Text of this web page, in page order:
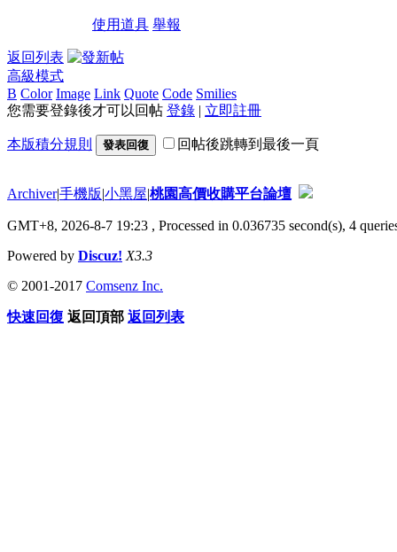
使用道具 舉報
返回列表
高級模式
B Color Image Link Quote Code Smilies
您需要登錄後才可以回帖 登錄 | 立即註冊
本版積分規則 發表回復 回帖後跳轉到最後一頁
Archiver|手機版|小黑屋|桃園高價收購平台論壇
GMT+8, 2026-8-7 19:23 , Processed in 0.036735 second(s), 4
Powered by Discuz! X3.3
© 2001-2017 Comsenz Inc.
快速回復 返回頂部 返回列表